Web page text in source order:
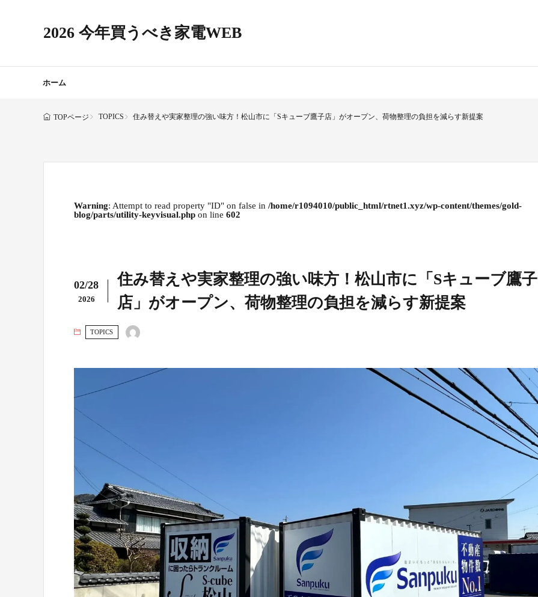
2026 今年買うべき家電WEB
ホーム
TOPページ TOPICS 住み替えや実家整理の強い味方！松山市に「Sキューブ鷹子店」がオープン、荷物整理の負担を減らす新提案
Warning: Attempt to read property "ID" on false in /home/r1094010/public_html/rtnet1.xyz/wp-content/themes/gold-
blog/parts/utility-keyvisual.php on line 602
02/28
2026
住み替えや実家整理の強い味方！松山市に「Sキューブ鷹子
店」がオープン、荷物整理の負担を減らす新提案
TOPICS